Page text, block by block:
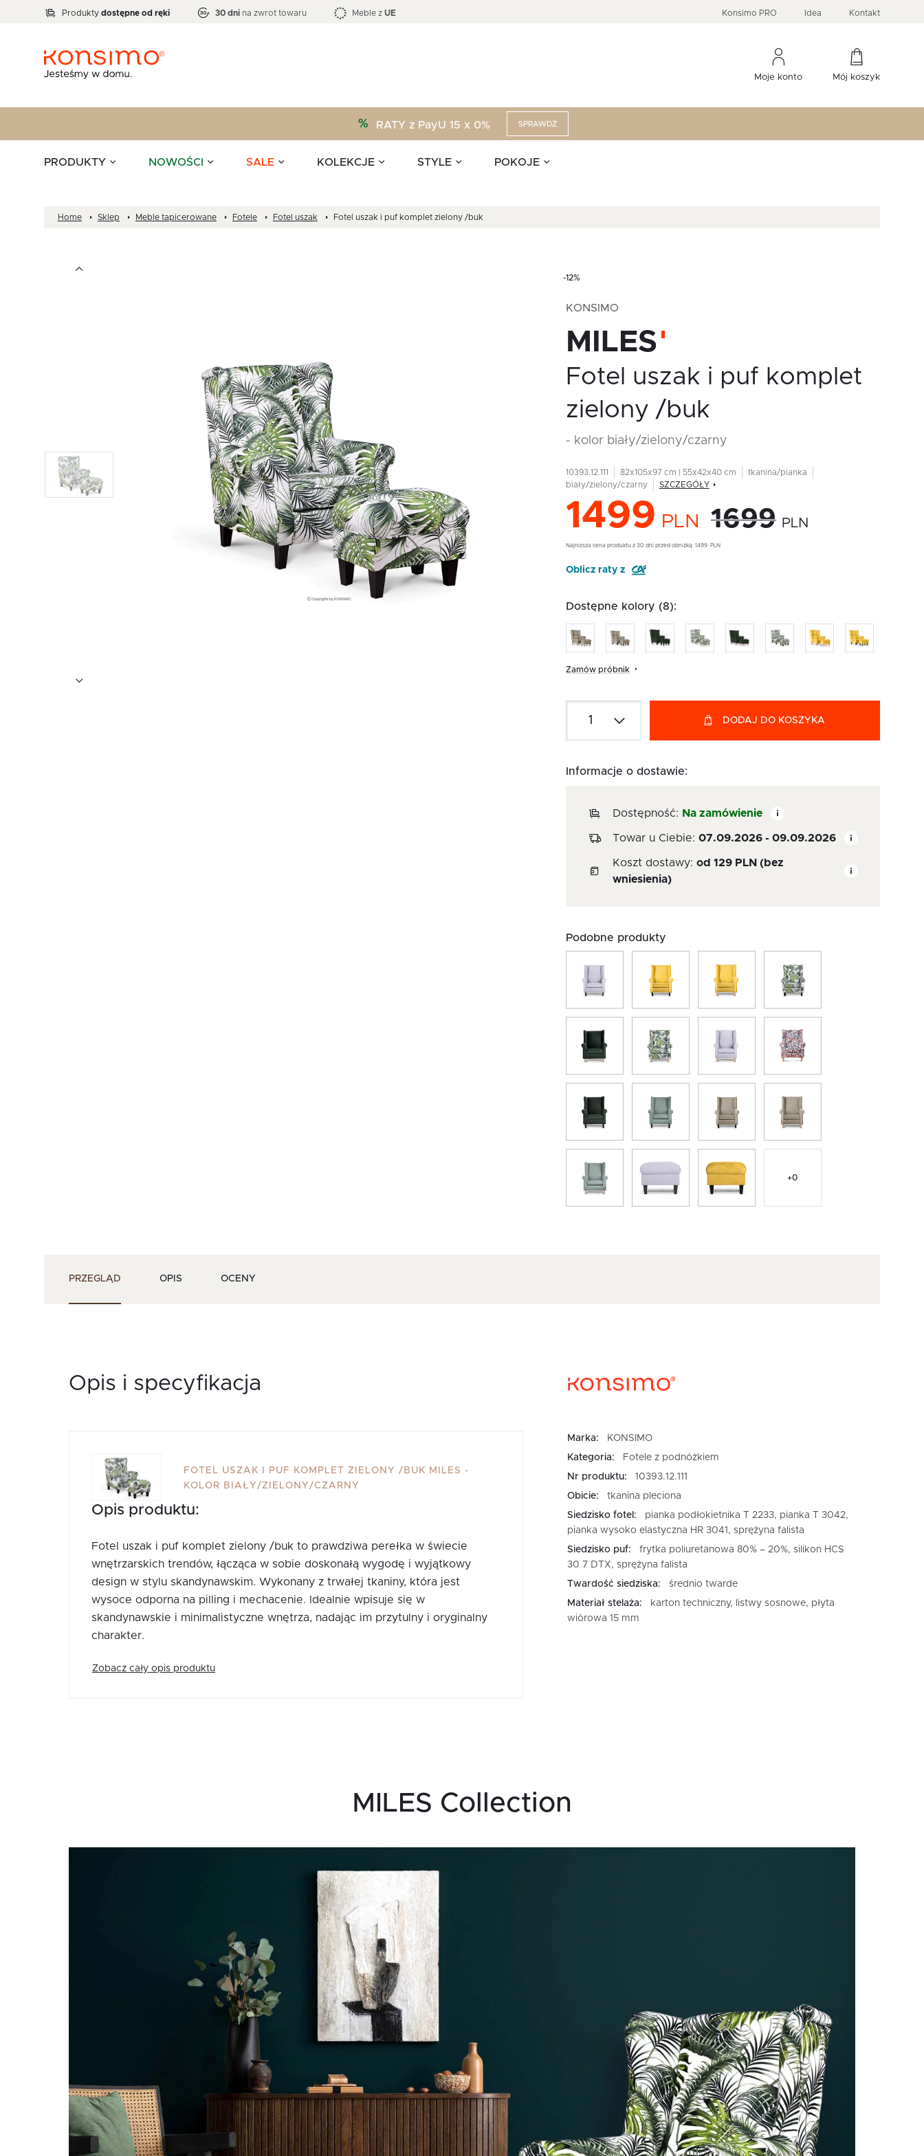
Produkty dostępne od ręki 30 dni na zwrot towaru Meble z UE Konsimo PRO Idea Kontakt
Moje konto Mój koszyk
RATY z PayU 15 x 0% SPRAWDŹ
PRODUKTY NOWOŚCI SALE KOLEKCJE STYLE POKOJE
Zastawy stołowe i akcesoria Komody, szafki RTV, witryny...
Kolekcja narożników RATLO -39 % Kolekcja mebli LOFTY -45 % -33 %
VICTO Liczba produktów:71 EPIRI Liczba produktów: Liczba produktów:60
ELEGANT Liczba produktów:864 TEENS Liczba produktów: Liczba produktów:274
stołowe
Home Sklep Meble tapicerowane Fotele Fotel uszak Fotel uszak i puf komplet zielony /buk
-12%
KONSIMO
MILES
Fotel uszak i puf komplet
zielony /buk
- kolor biały/zielony/czarny
10393.12.111 82x105x97 cm | 55x42x40 cm
tkanina/pianka
biały/zielony/czarny
SZCZEGÓŁY
1499 PLN 1699 PLN
Najnizsza cena produktu z 30 dni przed obniżką: 1499 PLN
Oblicz raty z
Dostępne kolory (8):
Zamów próbnik
DODAJ DO KOSZYKA
Informacje o dostawie:
Dostępność: Na zamówienie
Towar u Ciebie: 07.09.2026 - 09.09.2026
Koszt dostawy: od 129 PLN (bez
wniesienia)
Podobne produkty
+0
PRZEGLĄD OPIS OCENY
Opis i specyfikacja
FOTEL USZAK I PUF KOMPLET ZIELONY /BUK MILES -
KOLOR BIAŁY/ZIELONY/CZARNY
Opis produktu:
Fotel uszak i puf komplet zielony /buk to prawdziwa perełka w świecie
wnętrzarskich trendów, łącząca w sobie doskonałą wygodę i wyjątkowy
design w stylu skandynawskim. Wykonany z trwałej tkaniny, która jest
wysoce odporna na pilling i mechacenie. Idealnie wpisuje się w
skandynawskie i minimalistyczne wnętrza, nadając im przytulny i oryginalny
charakter.
Zobacz cały opis produktu
Marka:
KONSIMO
Kategoria:
Fotele z podnóżkiem
Nr produktu:
10393.12.111
Obicie:
tkanina pleciona
Siedzisko fotel:
pianka podłokietnika T 2233, pianka T 3042,
pianka wysoko elastyczna HR 3041, sprężyna falista
Siedzisko puf:
frytka poliuretanowa 80% – 20%, silikon HCS
30 7 DTX, sprężyna falista
Twardość siedziska:
średnio twarde
Materiał stelaża:
karton techniczny, listwy sosnowe, płyta
wiórowa 15 mm
MILES Collection